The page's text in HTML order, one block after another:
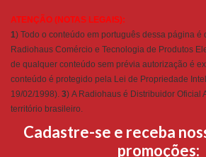
ATENÇÃO (NOTAS LEGAIS):
1) Todo o conteúdo em português dessa página
Radiohaus Comércio e Tecnologia de Produtos
de qualquer conteúdo sem prévia autorização é
conteúdo é protegido pela Lei de Propriedade
19/02/1998). 3) A Radiohaus é Distribuidor Oficial
território brasileiro.
Cadastre-se e receba
promoções: